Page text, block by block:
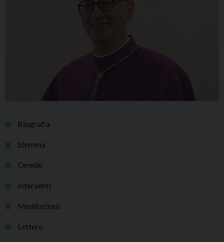
Biografia
Stemma
Omelie
Interventi
Meditazioni
Lettere